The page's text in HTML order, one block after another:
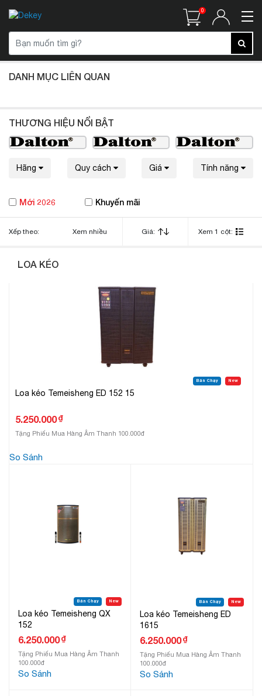
0
DANH MỤC LIÊN QUAN
THƯƠNG HIỆU NỔI BẬT
Hãng Quy cách Giá Tính năng
Mới 2026 Khuyến mãi
Xếp theo: Xem nhiều Giá: Xem 1 cột:
LOA KÉO
Bán Chạy New
Loa kéo Temeisheng ED 152 15
5.250.000₫
Tặng Phiếu Mua Hàng Âm Thanh 100.000đ
So Sánh
Bán Chạy New
Loa kéo Temeisheng QX
152
6.250.000₫
Tặng Phiếu Mua Hàng Âm Thanh
100.000đ
So Sánh
Bán Chạy New
Loa kéo Temeisheng ED
1615
6.250.000₫
Tặng Phiếu Mua Hàng Âm Thanh
100.000đ
So Sánh